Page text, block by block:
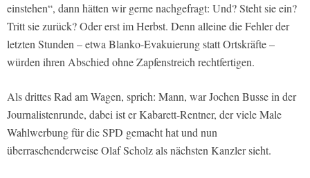
einstehen“, dann hätten wir gerne nachgefragt: Und? Steht sie ein?
Tritt sie zurück? Oder erst im Herbst. Denn alleine die Fehler der
letzten Stunden – etwa Blanko-Evakuierung statt Ortskräfte –
würden ihren Abschied ohne Zapfenstreich rechtfertigen.
Als drittes Rad am Wagen, sprich: Mann, war Jochen Busse in der
Journalistenrunde, dabei ist er Kabarett-Rentner, der viele Male
Wahlwerbung für die SPD gemacht hat und nun
überraschenderweise Olaf Scholz als nächsten Kanzler sieht.